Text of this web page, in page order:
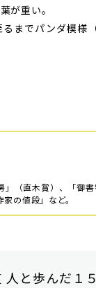
が重い。
までパンダ模様
（直木賞）、「御
の値段」など。
人と歩んだ１